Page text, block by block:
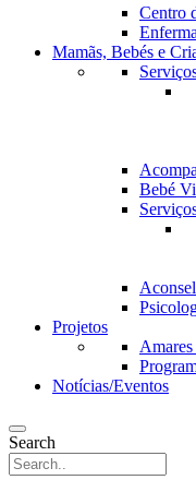
Centro
Mamãs, Bebés e
Bebé
Projetos
Notícias/Eventos
Search